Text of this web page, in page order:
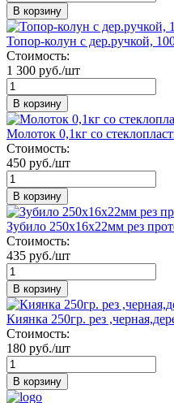
В корзину
Топор-колун с дер.ручкой,
Стоимость:
1 300 руб./шт
В корзину
Молоток 0,1кг со
Стоимость:
450 руб./шт
В корзину
Зубило 250х16х22мм рез
Стоимость:
435 руб./шт
В корзину
Киянка 250гр. рез
Стоимость:
180 руб./шт
В корзину